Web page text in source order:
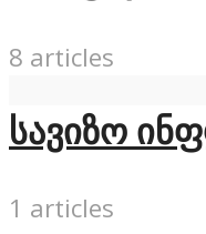
8 articles
სავიზო
1 articles